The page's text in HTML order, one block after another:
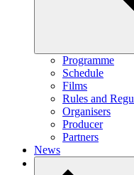
Programme
Schedule
Films
Rules and
Organisers
Producer
Partners
News